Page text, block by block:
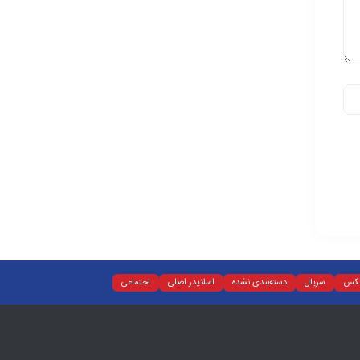
سریال دسته‌بندی نشده اسلایدر اصلی اجتماعی